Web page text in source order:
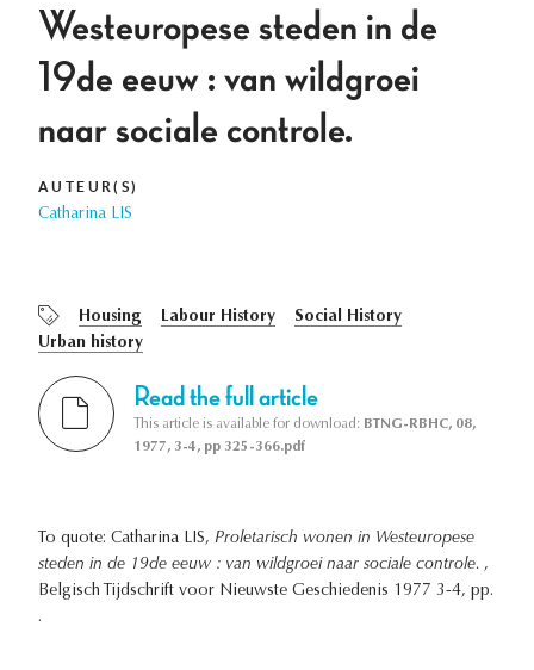
Westeuropese steden in de
19de eeuw : van wildgroei
naar sociale controle.
AUTEUR(S)
Catharina LIS
Housing Labour History
Social History
Urban history
Read the full article
This article is available for download: BTNG-RBHC, 08,
1977, 3-4, pp 325-366.pdf
To quote: Catharina LIS, Proletarisch wonen in Westeuropese
steden in de 19de eeuw : van wildgroei naar sociale controle. ,
Belgisch Tijdschrift voor Nieuwste Geschiedenis 1977 3-4, pp.
.